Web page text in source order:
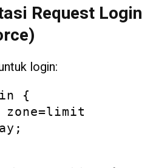
Request Login
login:
{